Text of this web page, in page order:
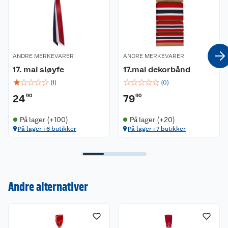
ANDRE MERKEVARER
17. mai sløyfe
☆☆☆☆☆ (1)
2490
På lager (+100)
På lager i 6 butikker
ANDRE MERKEVARER
17.mai dekorbånd
☆☆☆☆☆ (0)
7990
På lager (+20)
På lager i 7 butikker
Andre alternativer
Nyheter
Våre butikker
Angre- og returrett
Reklamasjon og garanti